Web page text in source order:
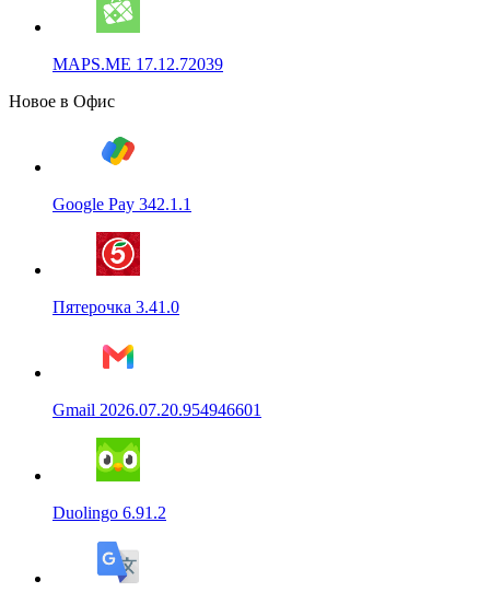
MAPS.ME 17.12.72039
Новое в Офис
Google Pay 342.1.1
Пятерочка 3.41.0
Gmail 2026.07.20.954946601
Duolingo 6.91.2